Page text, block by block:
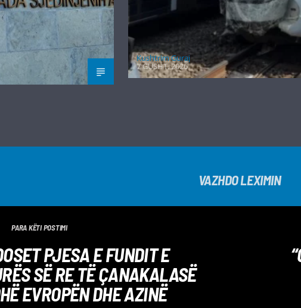
Kushtrim Guraj
7 GUSHT, 2026
VAZHDO LEXIMIN
PARA KËTI POSTIMI
PJESA E FUNDIT E
SË RE TË ÇANAKALASË
EVROPËN DHE AZINË